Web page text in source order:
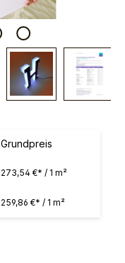
Grundpreis
273,54 €* / 1 m²
259,86 €* / 1 m²